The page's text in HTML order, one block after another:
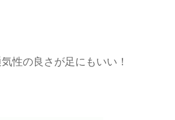
性の良さが足にもいい！